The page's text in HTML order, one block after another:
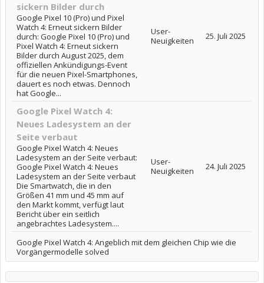
sickern Bilder durch
Google Pixel 10 (Pro) und Pixel
Watch 4: Erneut sickern Bilder
durch: Google Pixel 10 (Pro) und
Pixel Watch 4: Erneut sickern
Bilder durch August 2025, dem
offiziellen Ankündigungs-Event
für die neuen Pixel-Smartphones,
dauert es noch etwas. Dennoch
hat Google...
User-
Neuigkeiten
25. Juli 2025
Google Pixel Watch 4:
Neues Ladesystem an der
Seite verbaut
Google Pixel Watch 4: Neues
Ladesystem an der Seite verbaut:
Google Pixel Watch 4: Neues
Ladesystem an der Seite verbaut
Die Smartwatch, die in den
Größen 41 mm und 45 mm auf
den Markt kommt, verfügt laut
Bericht über ein seitlich
angebrachtes Ladesystem....
User-
Neuigkeiten
24. Juli 2025
Google Pixel Watch 4: Angeblich mit dem gleichen Chip wie die
Vorgängermodelle solved